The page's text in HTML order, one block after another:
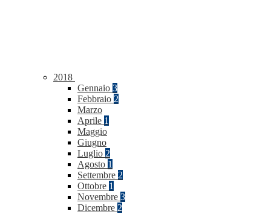
2018
Gennaio 3
Febbraio 2
Marzo
Aprile 1
Maggio
Giugno
Luglio 2
Agosto 1
Settembre 2
Ottobre 1
Novembre 3
Dicembre 2